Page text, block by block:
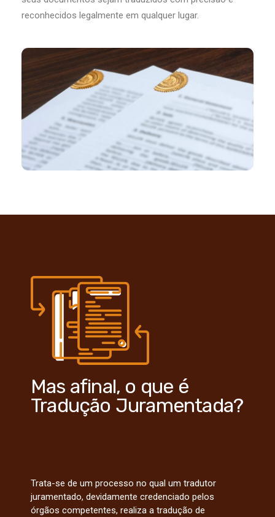
reconhecidos legalmente em qualquer lugar.
Mas afinal, o que é
Tradução Juramentada?
Trata-se de um processo no qual um tradutor
juramentado, devidamente credenciado pelos
órgãos competentes, realiza a tradução de